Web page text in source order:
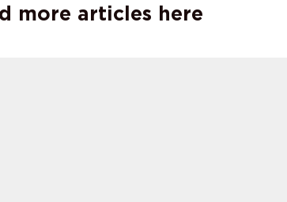
more articles here